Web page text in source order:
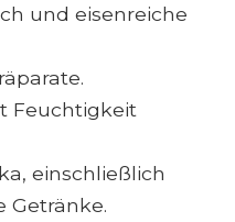
und eisenreiche
Feuchtigkeit
einschließlich
Getränke.